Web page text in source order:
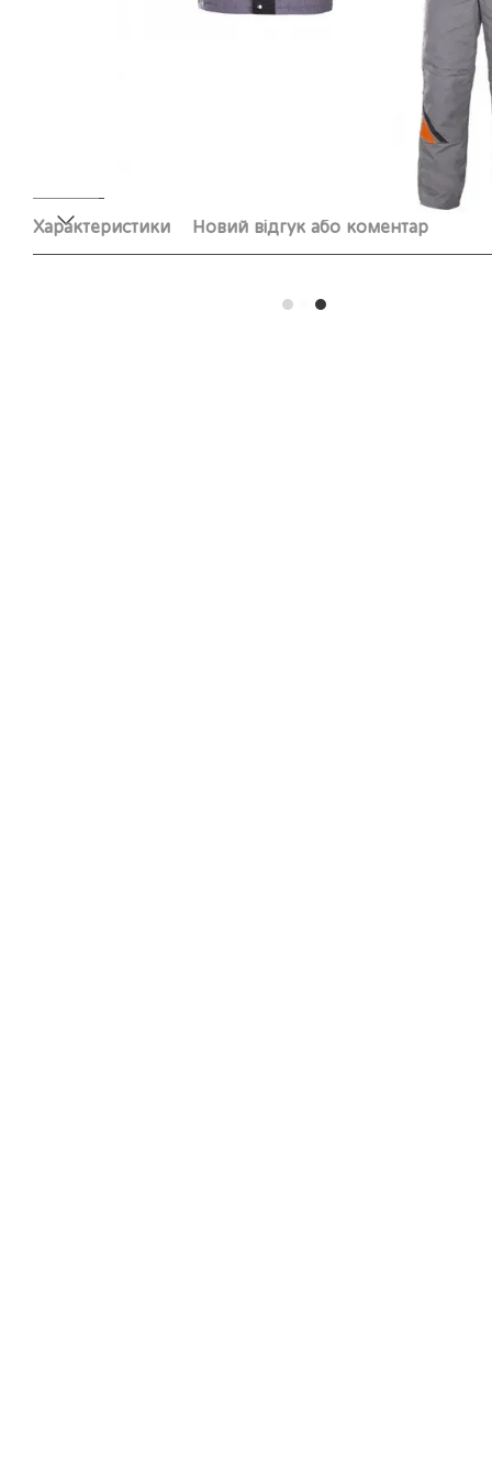
Характеристики Новий відгук або коментар